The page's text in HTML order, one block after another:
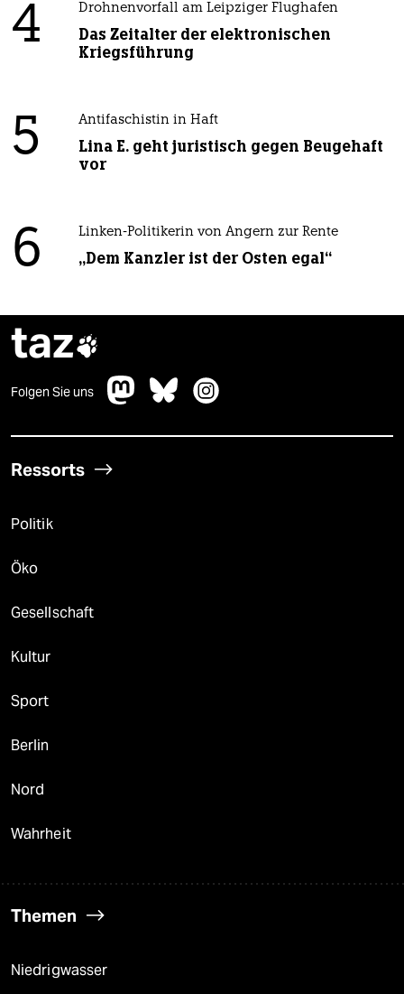
4 Drohnenvorfall am Leipziger Flughafen
Das Zeitalter der elektronischen
Kriegsführung
5 Antifaschistin in Haft
Lina E. geht juristisch gegen Beugehaft
vor
6 Linken-Politikerin von Angern zur Rente
„Dem Kanzler ist der Osten egal“
taz
Folgen Sie uns
Ressorts
Politik
Öko
Gesellschaft
Kultur
Sport
Berlin
Nord
Wahrheit
Themen
Niedrigwasser